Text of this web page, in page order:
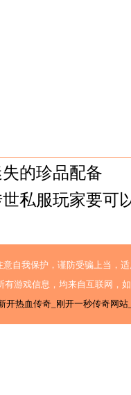
的珍品配备
私服玩家要可
意自我保护，谨防受骗上当，
有游戏信息，均来自互联网，
开热血传奇_刚开一秒传奇网